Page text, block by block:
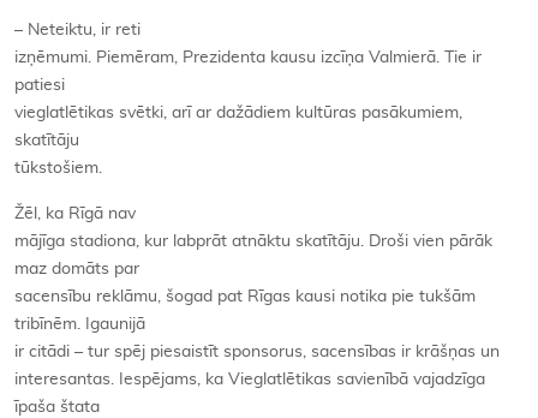
– Neteiktu, ir reti
izņēmumi. Piemēram, Prezidenta kausu izcīņa Valmierā. Tie ir
patiesi
vieglatlētikas svētki, arī ar dažādiem kultūras pasākumiem,
skatītāju
tūkstošiem.
Žēl, ka Rīgā nav
mājīga stadiona, kur labprāt atnāktu skatītāju. Droši vien pārāk
maz domāts par
sacensību reklāmu, šogad pat Rīgas kausi notika pie tukšām
tribīnēm. Igaunijā
ir citādi – tur spēj piesaistīt sponsorus, sacensības ir krāšņas un
interesantas. Iespējams, ka Vieglatlētikas savienībā vajadzīga
īpaša štata